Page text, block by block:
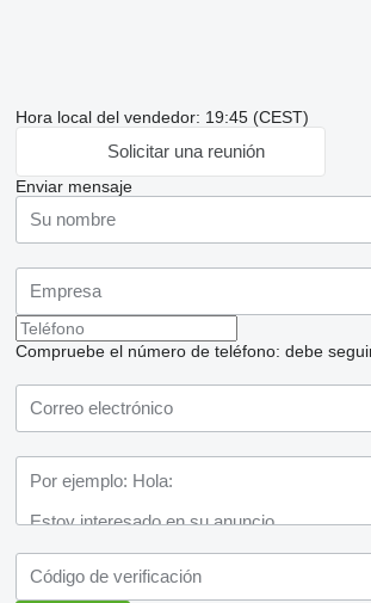
Hora local del vendedor: 19:45 (CEST)
Solicitar una reunión
Enviar mensaje
Compruebe el número de teléfono: debe